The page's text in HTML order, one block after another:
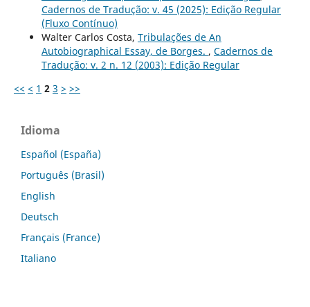
Cadernos de Tradução: v. 45 (2025): Edição Regular
(Fluxo Contínuo)
Walter Carlos Costa, Tribulações de An
Autobiographical Essay, de Borges. , Cadernos de
Tradução: v. 2 n. 12 (2003): Edição Regular
<< < 1 2 3 > >>
Idioma
Español (España)
Português (Brasil)
English
Deutsch
Français (France)
Italiano